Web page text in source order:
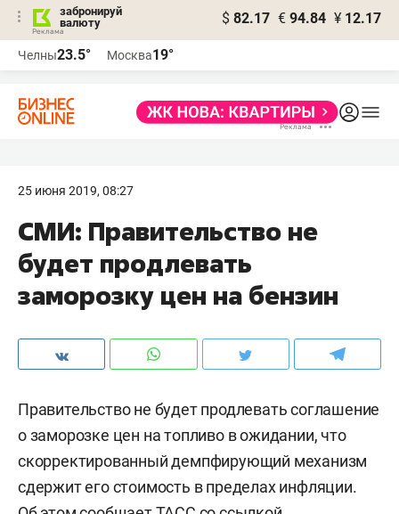
забронируй
валюту
$ 82.17 € 94.84 ¥ 12.17
Челны23.5° Москва19°
25 июня 2019, 08:27
СМИ: Правительство не
будет продлевать
заморозку цен на бензин
Правительство не будет продлевать соглашение
о заморозке цен на топливо в ожидании, что
скорректированный демпфирующий механизм
сдержит его стоимость в пределах инфляции.